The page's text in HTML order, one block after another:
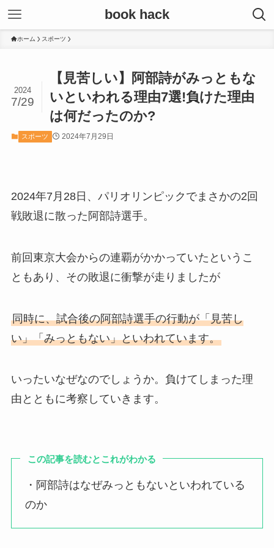
book hack
ホーム スポーツ
【見苦しい】阿部詩がみっともな
いといわれる理由7選!負けた理由
は何だったのか?
2024
7/29
スポーツ 2024年7月29日
2024年7月28日、パリオリンピックでまさかの2回
戦敗退に散った阿部詩選手。
前回東京大会からの連覇がかかっていたというこ
ともあり、その敗退に衝撃が走りましたが
同時に、試合後の阿部詩選手の行動が「見苦し
い」「みっともない」といわれています。
いったいなぜなのでしょうか。負けてしまった理
由とともに考察していきます。
この記事を読むとこれがわかる
・阿部詩はなぜみっともないといわれている
のか